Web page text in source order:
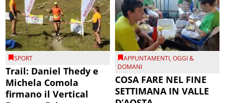
SPORT
Trail: Daniel Thedy e
Michela Comola
firmano il Vertical
APPUNTAMENTI,OGGI &
DOMANI
COSA FARE NEL FINE
SETTIMANA IN VALLE